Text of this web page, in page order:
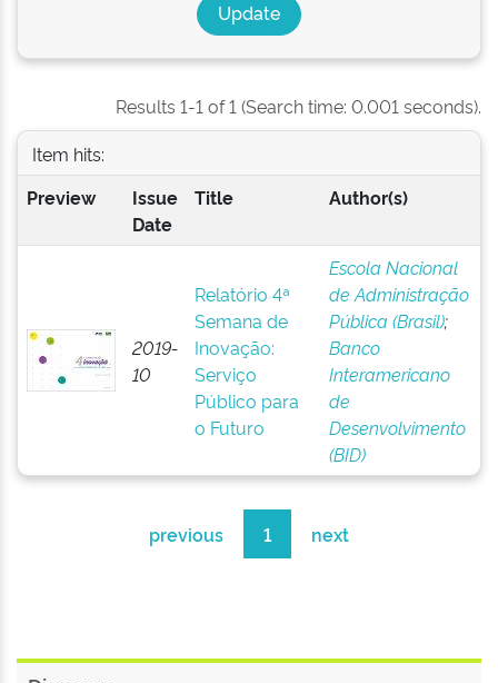
Results 1-1 of 1 (Search time: 0.001 seconds).
Item hits:
Preview
Issue
Date
Title Author(s)
2019-
10
Relatório 4ª
Semana de
Inovação:
Serviço
Público para
o Futuro
Escola Nacional
de Administração
Pública (Brasil);
Banco
Interamericano
de
Desenvolvimento
(BID)
previous 1 next